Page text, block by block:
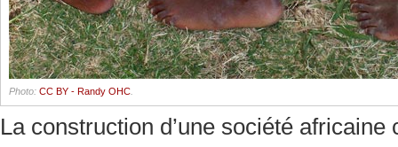
Photo: CC BY - Randy OHC
La construction d’une société africaine